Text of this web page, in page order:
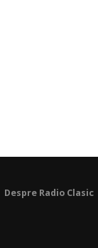
Despre Radio Clasic